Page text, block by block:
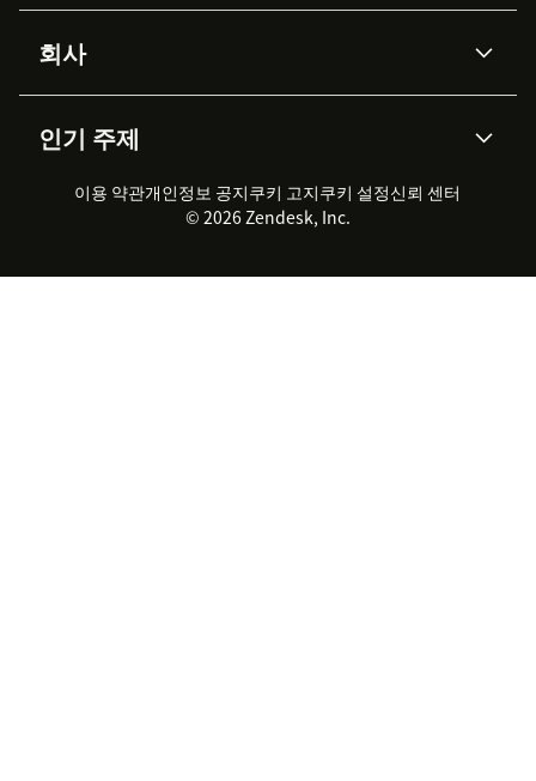
Advanced Data Privacy &
Protection
지식창고
워크포스 관리
실시간 채팅
클라이언트 포털
API & 개발자
AI 리서치
이벤트 & 웨비나
고객 사례
회사
채용 정보
지속 가능성 보고서
Zendesk Foundation
법적 정보
인기 주제
2026 CX 트렌드
제품 업데이트
고객 서비스 소프트웨어
헬프 데스크 통합 티켓 관리 소
이용 약관개인정보 공지쿠키 고지쿠키 설정신뢰 센터
© 2026 Zendesk, Inc.